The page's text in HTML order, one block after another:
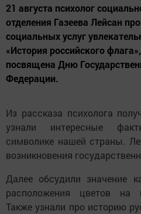
21 августа психолог
отделения Газеева Лейсан
социальных услуг
«История российского
посвящена Дню
Федерации.
Из рассказа психолога
узнали интересные
символике нашей страны.
возникновения
Далее обсудили значение
расположения цветов на
Также узнали про историю